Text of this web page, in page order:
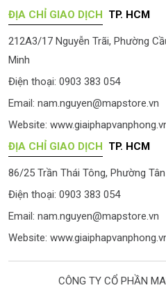
ĐỊA CHỈ GIAO DỊCH TP. HCM
212A3/17 Nguyễn Trãi, Phường
Minh
Điện thoại: 0903 383 054
Email: nam.nguyen@mapstore.vn
Website:
ĐỊA CHỈ GIAO DỊCH TP. HCM
86/25 Trần Thái Tông, Phường
Điện thoại: 0903 383 054
Email: nam.nguyen@mapstore.vn
Website:
CÔNG TY CỔ PHẦN